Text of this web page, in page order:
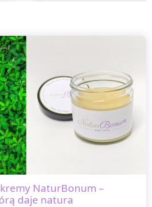
NaturBonum –
daje natura